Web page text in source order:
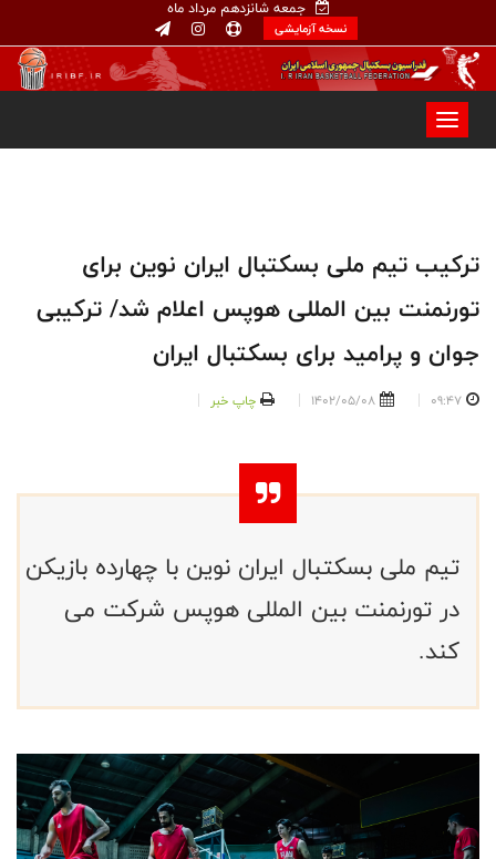
جمعه شانزدهم مرداد ماه
نسخه آزمایشی
ترکیب تیم ملی بسکتبال ایران نوین برای
تورنمنت بین المللی هوپس اعلام شد/ ترکیبی
جوان و پرامید برای بسکتبال ایران
09:47
1402/05/08 چاپ خبر
تیم ملی بسکتبال ایران نوین با چهارده بازیکن
در تورنمنت بین المللی هوپس شرکت می
کند.